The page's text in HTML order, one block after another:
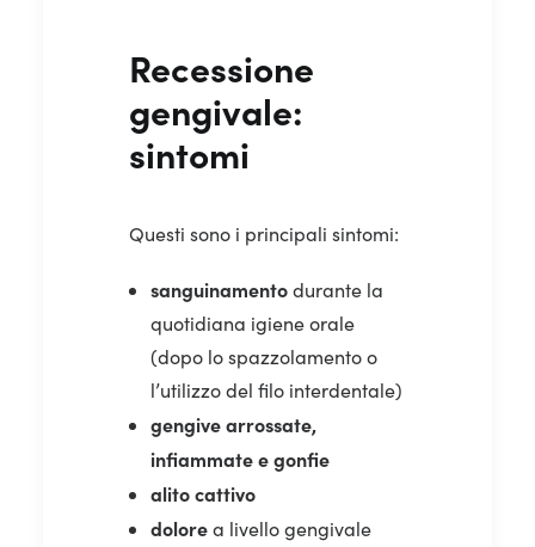
Recessione
gengivale:
sintomi
Questi sono i principali sintomi:
sanguinamentodurante la
quotidiana igiene orale
(dopo lo spazzolamento o
l’utilizzo del filo interdentale)
gengive arrossate,
infiammate e gonfie
alito cattivo
dolorea livello gengivale